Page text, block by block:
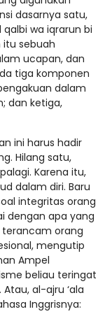
dasarnya satu,
wa iqrarun bi
itu sebuah
ucapan, dan
tiga komponen
dalam
dan ketiga,
ini harus hadir
Hilang satu,
Karena itu,
dalam diri. Baru
integritas orang
dengan apa yang
orang
mengutip
Ampel
beliau teringat
al-ajru ‘ala
Inggrisnya: